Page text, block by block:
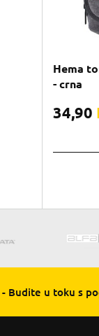
Hema
- crna
34,90
- Budite u toku s